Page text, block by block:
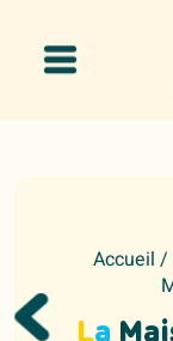
Accueil /
La
Panneau de